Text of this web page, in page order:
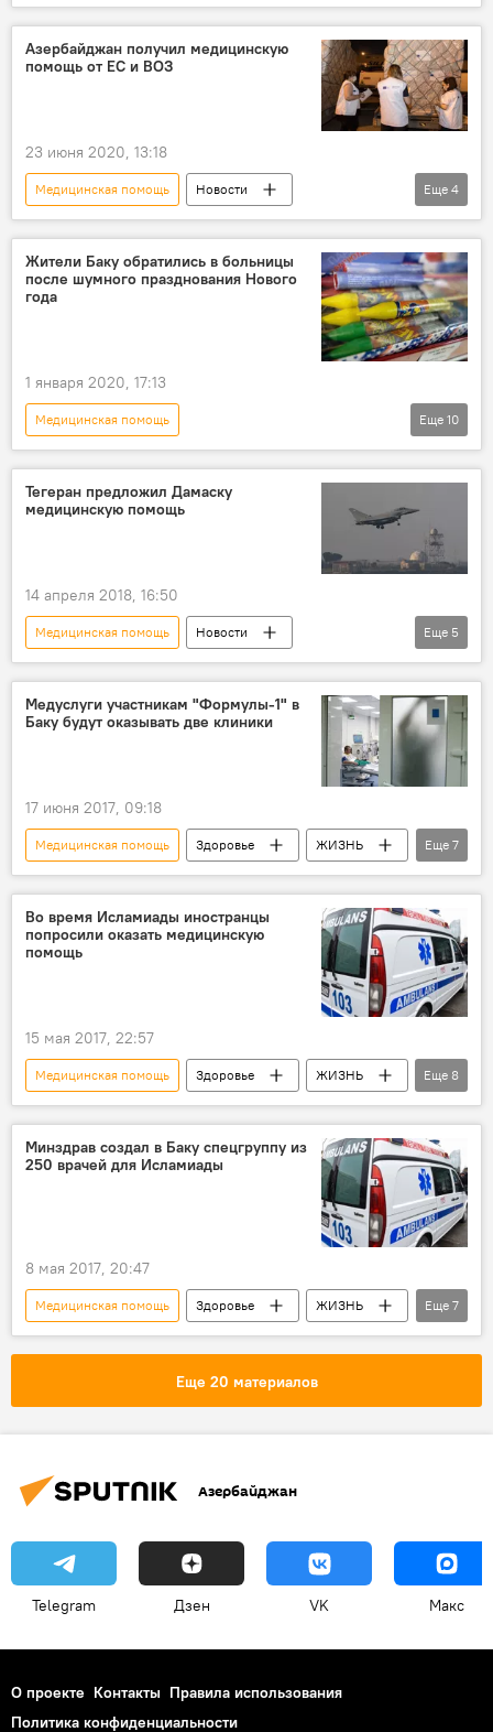
Контрнаступление войск Азербайджана
Азербайджан
Карабах
Хикмет Гаджиев
Азербайджан получил медицинскую
помощь от ЕС и ВОЗ
23 июня 2020, 13:18
Медицинская помощь
Новости
Здоровье
ЖИЗНЬ
Азербайджан
ВОЗ
ЕС
Еще 4
Жители Баку обратились в больницы
после шумного празднования Нового
года
1 января 2020, 17:13
Медицинская помощь
Происшествия в Азербайджане
Происшествия
ЖИЗНЬ
Азербайджан
Новости
задержание
Еще 10
Тегеран предложил Дамаску
медицинскую помощь
14 апреля 2018, 16:50
Медицинская помощь
Новости
Новости мира
Сирия
Иран
Хасан Хашеми
Удар западной коалиции по Сирии
Еще 5
Медуслуги участникам "Формулы-1" в
Баку будут оказывать две клиники
17 июня 2017, 09:18
Медицинская помощь Здоровье
ЖИЗНЬ
Спорт
Новости
Участники
зрители
приказ
Гран-при Азербайджана "Формулы-1"
Еще 7
Во время Исламиады иностранцы
попросили оказать медицинскую
помощь
15 мая 2017, 22:57
Медицинская помощь Здоровье
ЖИЗНЬ
Азербайджан
Спорт
Новости
Баку
Сафая Ахмедова
Министерство здравоохранения АР
Еще 8
Минздрав создал в Баку спецгруппу из
250 врачей для Исламиады
8 мая 2017, 20:47
Медицинская помощь Здоровье
ЖИЗНЬ
Азербайджан
Спорт
Новости
IV Игры исламской солидарности
Игры Исламской солидарности в Баку
Еще 7
Еще 20 материалов
Азербайджан
Telegram Дзен VK Макс
О проекте Контакты Правила использования
Политика конфиденциальности